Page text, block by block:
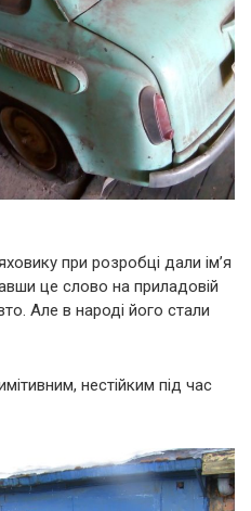
при розробці дали ім’я
це слово на приладовій
Але в народі його стали
нестійким під час